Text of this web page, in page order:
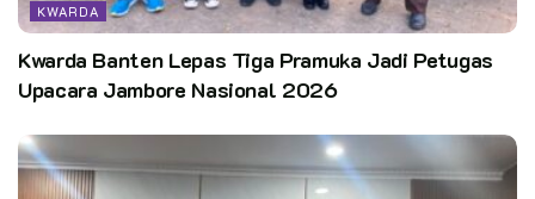
KWARDA
Kwarda Banten Lepas Tiga Pramuka Jadi Petugas
Upacara Jambore Nasional 2026